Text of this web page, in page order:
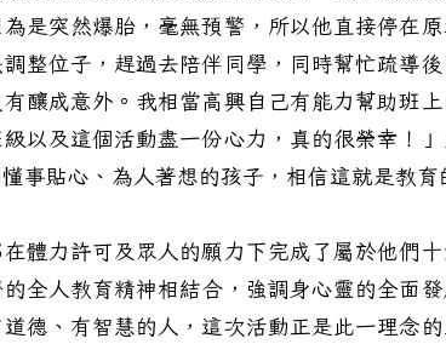
是突然爆胎，毫無預警，所以他直接停在
整位子，趕過去陪伴同學，同時幫忙疏導
釀成意外。我相當高興自己有能力幫助班
以及這個活動盡一份心力，真的很榮幸！
事貼心、為人著想的孩子，相信這就是教育
力許可及眾人的願力下完成了屬於他們十
全人教育精神相結合，強調身心靈的全面
德、有智慧的人，這次活動正是此一理念的